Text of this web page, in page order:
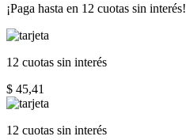
¡Paga hasta en 12 cuotas sin interés!
12 cuotas sin interés
$ 45,41
12 cuotas sin interés